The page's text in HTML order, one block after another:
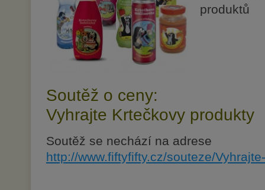
produktů
Soutěž o ceny:
Vyhrajte Krtečkovy produkty
Soutěž se nechází na adrese
http://www.fiftyfifty.cz/souteze/